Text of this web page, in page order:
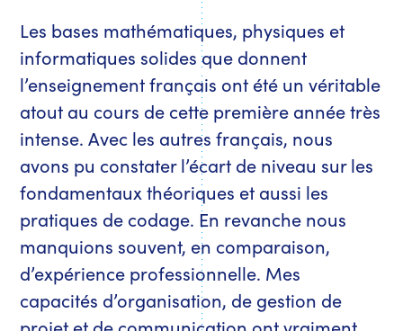
Les bases mathématiques, physiques et
informatiques solides que donnent
l’enseignement français ont été un véritable
atout au cours de cette première année très
intense. Avec les autres français, nous
avons pu constater l’écart de niveau sur les
fondamentaux théoriques et aussi les
pratiques de codage. En revanche nous
manquions souvent, en comparaison,
d’expérience professionnelle. Mes
capacités d’organisation, de gestion de